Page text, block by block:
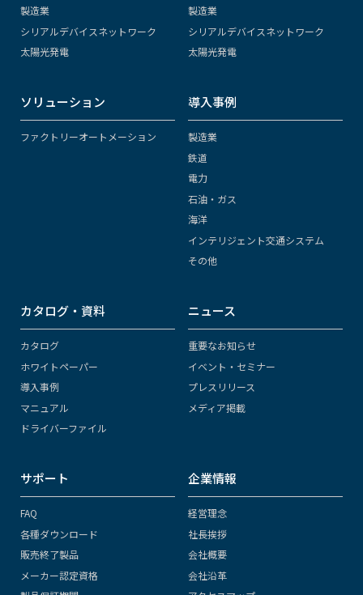
製造業
シリアルデバイスネットワーク
太陽光発電
製造業
シリアルデバイスネットワーク
太陽光発電
ソリューション
ファクトリーオートメーション
導入事例
製造業
鉄道
電力
石油・ガス
海洋
インテリジェント交通システム
その他
カタログ・資料
カタログ
ホワイトペーパー
導入事例
マニュアル
ドライバーファイル
ニュース
重要なお知らせ
イベント・セミナー
プレスリリース
メディア掲載
サポート
FAQ
各種ダウンロード
販売終了製品
メーカー認定資格
企業情報
経営理念
社長挨拶
会社概要
会社沿革